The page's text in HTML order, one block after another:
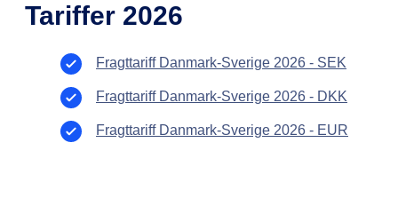
Tariffer 2026
Fragttariff Danmark-Sverige 2026 - SEK
Fragttariff Danmark-Sverige 2026 - DKK
Fragttariff Danmark-Sverige 2026 - EUR